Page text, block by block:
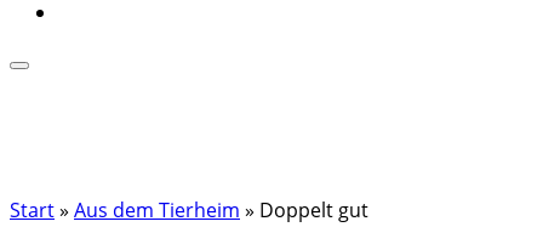
Start» Aus dem Tierheim » Doppelt gut